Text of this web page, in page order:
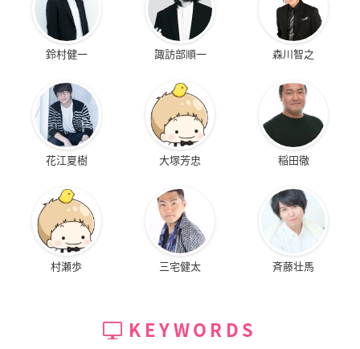
鈴村健一 諏訪部順一 森川智之
花江夏樹 大塚芳忠 稲田徹
村瀬歩 三宅健太 斉藤壮馬
KEYWORDS